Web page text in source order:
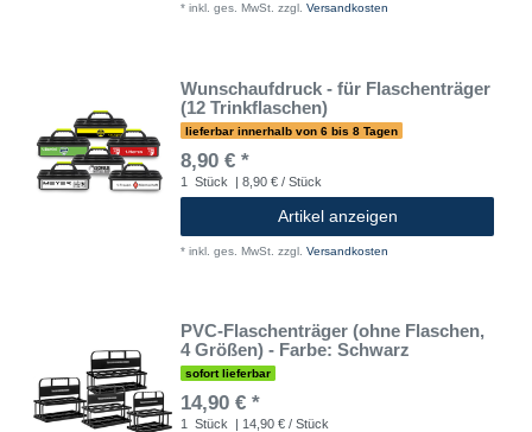
* inkl. ges. MwSt. zzgl. Versandkosten
Wunschaufdruck - für Flaschenträger
(12 Trinkflaschen)
lieferbar innerhalb von 6 bis 8 Tagen
8,90 € *
1 Stück | 8,90 € / Stück
Artikel anzeigen
* inkl. ges. MwSt. zzgl. Versandkosten
PVC-Flaschenträger (ohne Flaschen,
4 Größen) - Farbe: Schwarz
sofort lieferbar
14,90 € *
1 Stück | 14,90 € / Stück